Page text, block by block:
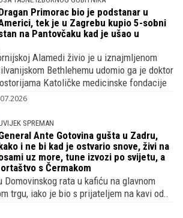
Primorac bio je podstanar u
tek je u Zagrebu kupio 5-sobni
na Pantovčaku kad je ušao u
Alamedi živio je u iznajmljenom
Bethlehemu udomio ga je doktor
Katoličke medicinske fondacije
SPREMAN
Ante Gotovina gušta u Zadru,
i ne bi kad je ostvario snove, živi na
uz more, tune izvozi po svijetu, a
s Čermakom
Domovinskog rata u kafiću na glavnom
trgu, iako je bio s prijateljem na kavi od..